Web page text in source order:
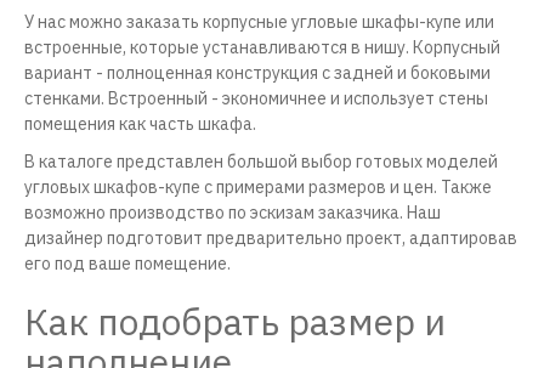
У нас можно заказать корпусные угловые шкафы-купе или
встроенные, которые устанавливаются в нишу. Корпусный
вариант - полноценная конструкция с задней и боковыми
стенками. Встроенный - экономичнее и использует стены
помещения как часть шкафа.
В каталоге представлен большой выбор готовых моделей
угловых шкафов-купе с примерами размеров и цен. Также
возможно производство по эскизам заказчика. Наш
дизайнер подготовит предварительно проект, адаптировав
его под ваше помещение.
Как подобрать размер и